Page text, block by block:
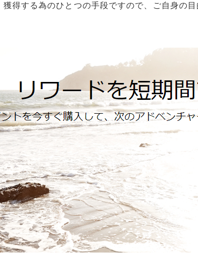
得する為のひとつの手段ですので、ご自身の